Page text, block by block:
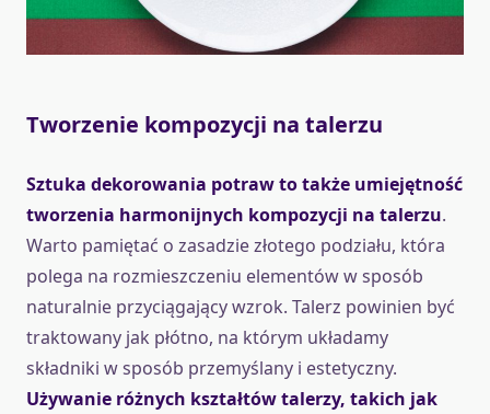
Tworzenie kompozycji na talerzu
Sztuka dekorowania potraw to także umiejętność
tworzenia harmonijnych kompozycji na talerzu.
Warto pamiętać o zasadzie złotego podziału, która
polega na rozmieszczeniu elementów w sposób
naturalnie przyciągający wzrok. Talerz powinien być
traktowany jak płótno, na którym układamy
składniki w sposób przemyślany i estetyczny.
Używanie różnych kształtów talerzy, takich jak